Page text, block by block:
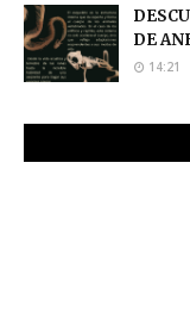
DE
14:21